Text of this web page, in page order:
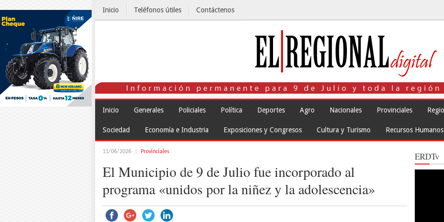
Inicio Teléfonos útiles Contáctenos
Inicio Generales Policiales Política Deportes Agro Nacionales Provinciales
Sociedad Economía e Industria Exposiciones y Congresos Cultura y Turismo Recursos Humanos
11/06/2026 Provinciales
El Municipio de 9 de Julio fue incorporado al
programa «unidos por la niñez y la adolescencia»
ERDTv